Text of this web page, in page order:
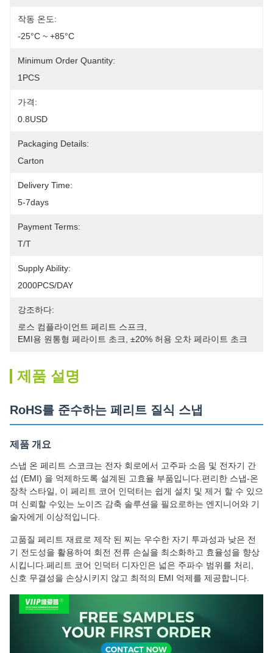
작동 온도:
-25°C ~ +85°C
Minimum Order Quantity:
1PCS
가격:
0.8USD
Packaging Details:
Carton
Delivery Time:
5-7days
Payment Terms:
T/T
Supply Ability:
2000PCS/DAY
강조하다:
로스 컴플라이언트 페리트 스프크
EMI용 원통형 페라이트 초크
±20% 허용 오차 페라이트 초크
제품 설명
RoHS를 준수하는 페리트 질식 스냅
제품 개요
스냅 온 페리트 스코크는 전자 회로에서 고주파 소음 및 전자기 간
섭 (EMI) 을 억제하도록 설계된 고효율 부품입니다.편리한 스냅-온
장착 스타일, 이 페리트 코어 인덕터는 쉽게 설치 및 제거 할 수 있으
며 신뢰할 수있는 노이즈 감축 솔루션을 필요로하는 엔지니어와 기
술자에게 이상적입니다.
고품질 페리트 재료로 제작 된 찌는 우수한 자기 투과성과 낮은 전
기 전도성을 활용하여 회전 전류 손실을 최소화하고 효율성을 향상
시킵니다.페리트 코어 인덕터 디자인은 넓은 주파수 범위를 처리,
신호 무결성을 손상시키지 않고 최적의 EMI 억제를 제공합니다.